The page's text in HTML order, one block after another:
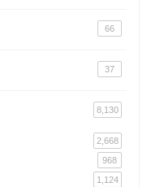
66
37
8,130
2,668
968
1,124